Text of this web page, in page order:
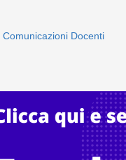
Comunicazioni Docenti